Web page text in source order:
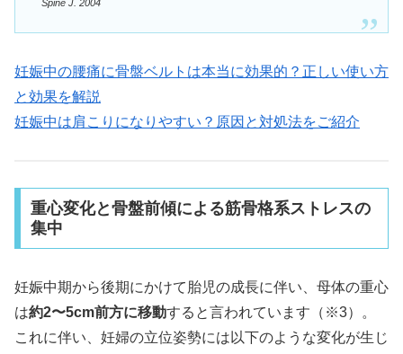
Spine J. 2004
妊娠中の腰痛に骨盤ベルトは本当に効果的？正しい使い方
と効果を解説
妊娠中は肩こりになりやすい？原因と対処法をご紹介
重心変化と骨盤前傾による筋骨格系ストレスの
集中
妊娠中期から後期にかけて胎児の成長に伴い、母体の重心
は約2〜5cm前方に移動すると言われています（※3）。
これに伴い、妊婦の立位姿勢には以下のような変化が生じ